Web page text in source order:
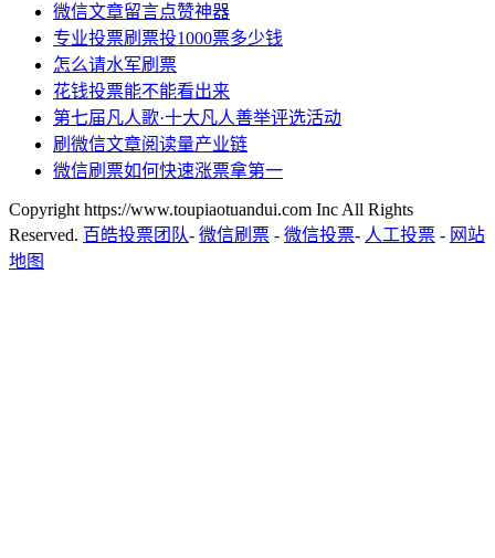
微信文章留言点赞神器
专业投票刷票投1000票多少钱
怎么请水军刷票
花钱投票能不能看出来
第七届凡人歌·十大凡人善举评选活动
刷微信文章阅读量产业链
微信刷票如何快速涨票拿第一
Copyright https://www.toupiaotuandui.com Inc All Rights
Reserved. 百皓投票团队- 微信刷票 - 微信投票- 人工投票 - 网站
地图